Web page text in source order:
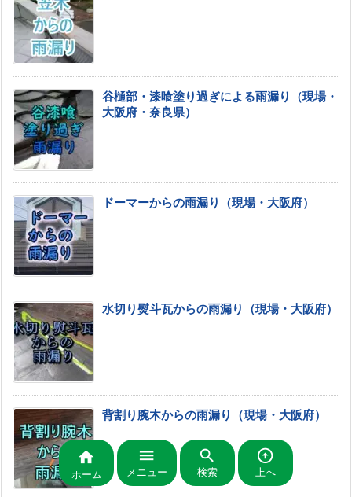
谷樋部・漆喰塗り過ぎによる雨漏り（現場・
大阪府・奈良県）
ドーマーからの雨漏り（現場・大阪府）
水切り熨斗瓦からの雨漏り（現場・大阪府）
背割り腕木からの雨漏り（現場・大阪府）

ホーム

メニュー

検索

上へ